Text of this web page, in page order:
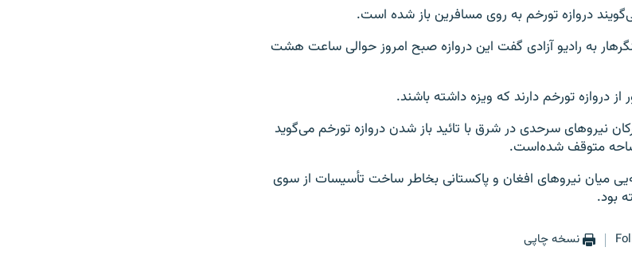
دروازه تورخم به روی مسافرین باز شده است.
به رادیو آزادی گفت این دروازه صبح امروز حوالی ساعت هشت
از دروازه تورخم دارند که ویزه داشته باشند.
نیروهای سرحدی در شرق با تائید باز شدن دروازه تورخم می‌گوید
متوقف شده‌است.
میان نیروهای افغان و پاکستانی بخاطر ساخت تأسیسات از سوی
بود.
نسخه چاپی